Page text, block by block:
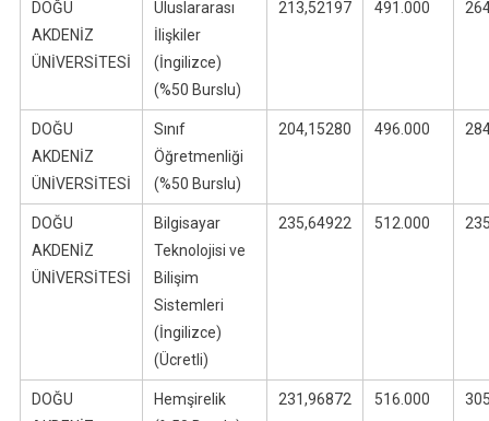
DOĞU
AKDENİZ
ÜNİVERSİTESİ
Uluslararası
İlişkiler
(İngilizce)
(%50 Burslu)
213,52197 491.000
DOĞU
AKDENİZ
ÜNİVERSİTESİ
Sınıf
Öğretmenliği
(%50 Burslu)
204,15280 496.000
DOĞU
AKDENİZ
ÜNİVERSİTESİ
Bilgisayar
Teknolojisi ve
Bilişim
Sistemleri
(İngilizce)
(Ücretli)
235,64922 512.000
DOĞU
Hemşirelik
231,96872 516.000